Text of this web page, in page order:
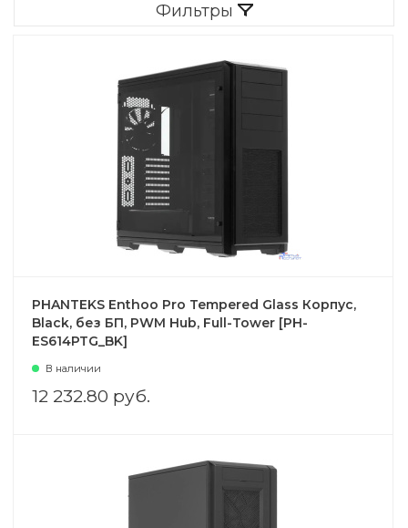
Фильтры
PHANTEKS Enthoo Pro Tempered Glass Корпус,
Black, без БП, PWM Hub, Full-Tower [PH-
ES614PTG_BK]
В наличии
12 232.80 руб.